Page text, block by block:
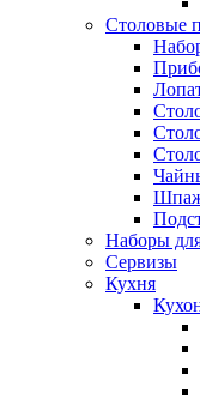
Столовые
Наборы
Сервизы
Кухня